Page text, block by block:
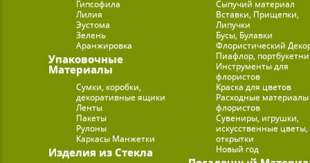
Гипсофила
Лилия
Эустома
Зелень
Аранжировка
Упаковочные
Материалы
Сумки, коробки,
декоративные ящики
Ленты
Пакеты
Рулоны
Каркасы Манжетки
Изделия из Стекла
Сыпучий материал
Вставки, Прищепки,
Липучки
Бусы, Булавки
Флористический
Пиафлор,
Инструменты для
флористов
Краска для цветов
Расходные
флористов
Сувениры, игрушки,
искусственные цветы,
открытки
Новый год